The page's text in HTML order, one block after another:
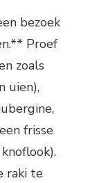
bezoek
Proef
zoals
uien),
frisse
raki te